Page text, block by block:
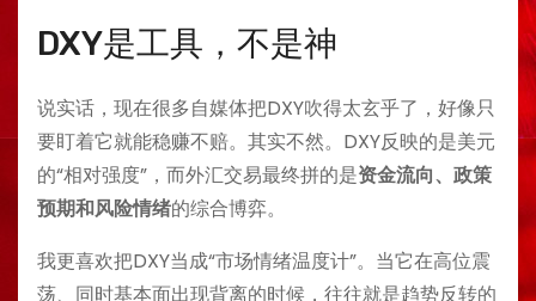
DXY是工具，不是神
说实话，现在很多自媒体把DXY吹得太玄乎了，好像只
要盯着它就能稳赚不赔。其实不然。DXY反映的是美元
的“相对强度”，而外汇交易最终拼的是资金流向、政策
预期和风险情绪的综合博弈。
我更喜欢把DXY当成“市场情绪温度计”。当它在高位震
荡、同时基本面出现背离的时候，往往就是趋势反转的